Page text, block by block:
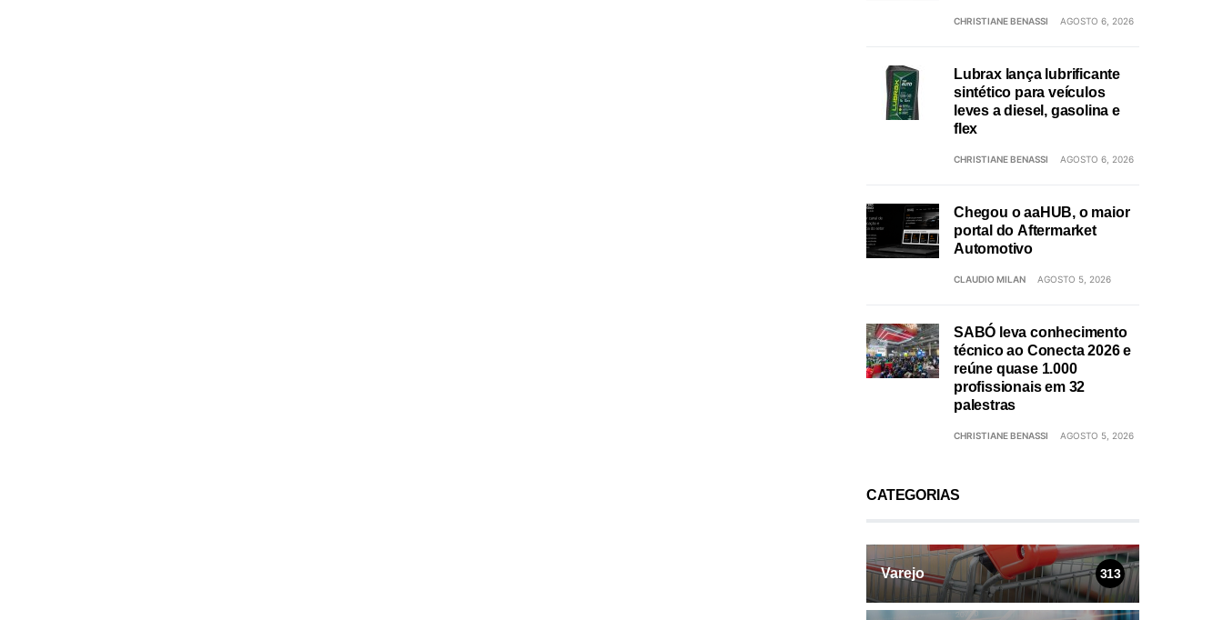
CHRISTIANE BENASSI AGOSTO 6, 2026
Lubrax lança lubrificante
sintético para veículos
leves a diesel, gasolina e
flex
CHRISTIANE BENASSI AGOSTO 6, 2026
Chegou o aaHUB, o maior
portal do Aftermarket
Automotivo
CLAUDIO MILAN AGOSTO 5, 2026
SABÓ leva conhecimento
técnico ao Conecta 2026 e
reúne quase 1.000
profissionais em 32
palestras
CHRISTIANE BENASSI AGOSTO 5, 2026
CATEGORIAS
Varejo 313